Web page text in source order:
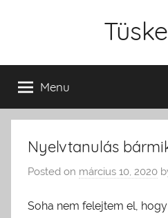
Menu
Nyelvtanulás
Posted on március 10, 2020
Soha nem felejtem el,